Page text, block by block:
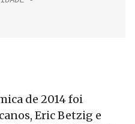
de 2014 foi
Eric Betzig e